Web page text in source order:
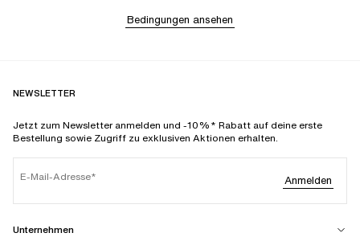
Bedingungen ansehen
NEWSLETTER
Jetzt zum Newsletter anmelden und -10%* Rabatt auf deine erste
Bestellung sowie Zugriff zu exklusiven Aktionen erhalten.
E-Mail-Adresse Anmelden
Unternehmen